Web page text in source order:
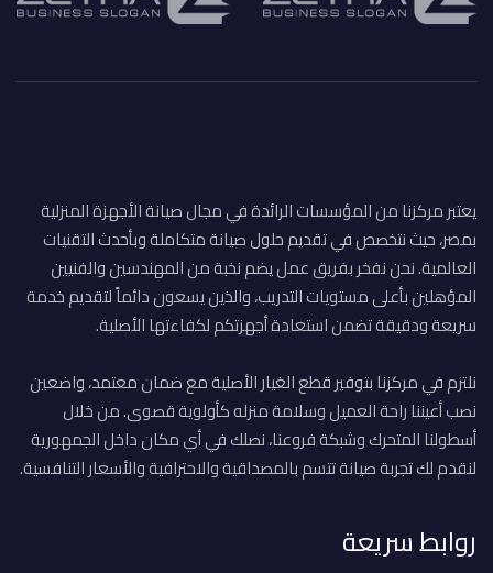
يعتبر مركزنا من المؤسسات الرائدة في مجال صيانة الأجهزة المنزلية
بمصر، حيث نتخصص في تقديم حلول صيانة متكاملة وبأحدث التقنيات
العالمية. نحن نفخر بفريق عمل يضم نخبة من المهندسين والفنيين
المؤهلين بأعلى مستويات التدريب، والذين يسعون دائماً لتقديم خدمة
سريعة ودقيقة تضمن استعادة أجهزتكم لكفاءتها الأصلية.
نلتزم في مركزنا بتوفير قطع الغيار الأصلية مع ضمان معتمد، واضعين
نصب أعيننا راحة العميل وسلامة منزله كأولوية قصوى. من خلال
أسطولنا المتحرك وشبكة فروعنا، نصلك في أي مكان داخل الجمهورية
لنقدم لك تجربة صيانة تتسم بالمصداقية والاحترافية والأسعار التنافسية.
روابط سريعة